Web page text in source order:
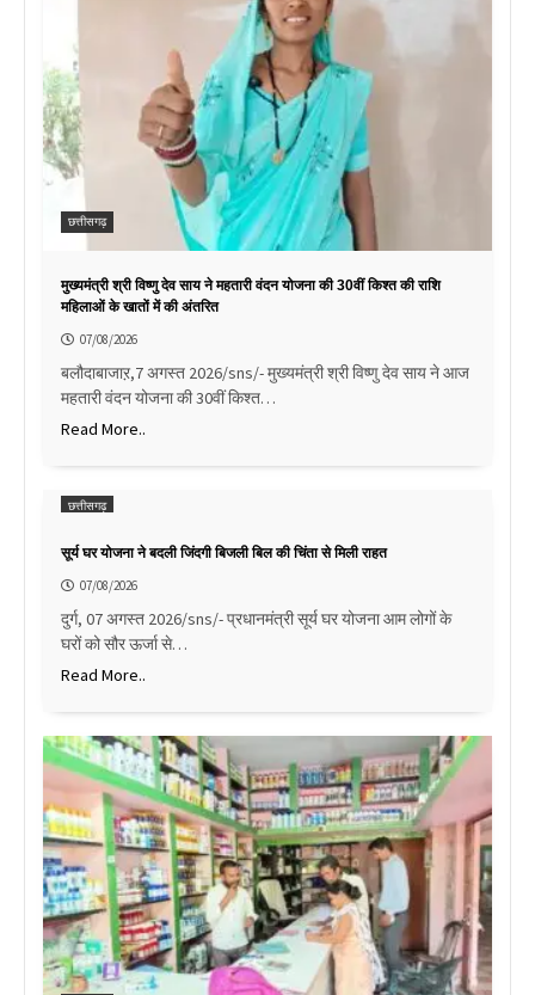
छत्तीसगढ़
मुख्यमंत्री श्री विष्णु देव साय ने महतारी वंदन योजना की 30वीं किश्त की राशि
महिलाओं के खातों में की अंतरित
07/08/2026
बलौदाबाजाऱ,7 अगस्त 2026/sns/- मुख्यमंत्री श्री विष्णु देव साय ने आज
महतारी वंदन योजना की 30वीं किश्त…
Read More..
छत्तीसगढ़
सूर्य घर योजना ने बदली जिंदगी बिजली बिल की चिंता से मिली राहत
07/08/2026
दुर्ग, 07 अगस्त 2026/sns/- प्रधानमंत्री सूर्य घर योजना आम लोगों के
घरों को सौर ऊर्जा से…
Read More..